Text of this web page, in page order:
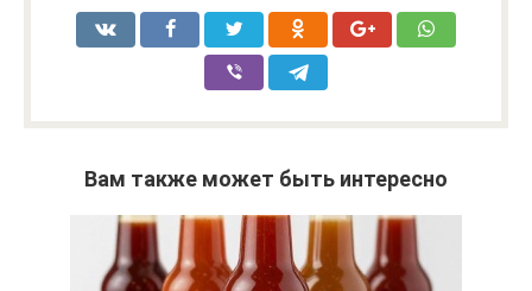
Вам также может быть интересно